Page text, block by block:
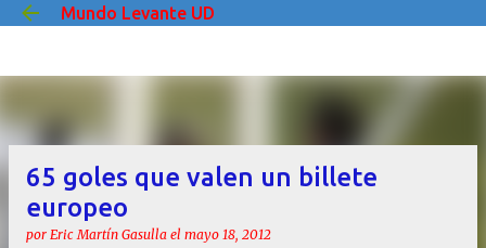
Ir al contenido principal
Mundo Levante UD
65 goles que valen un billete
europeo
por Eric Martín Gasulla el mayo 18, 2012